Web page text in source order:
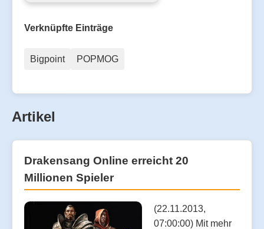
Verknüpfte Einträge
Bigpoint POPMOG
Artikel
Drakensang Online erreicht 20
Millionen Spieler
(22.11.2013,
07:00:00) Mit mehr